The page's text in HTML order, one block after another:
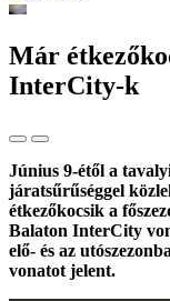
Már
InterCity-k
Június 9-étől a
járatsűrűséggel
étkezőkocsik a
Balaton InterCity
elő- és az
vonatot jelent.